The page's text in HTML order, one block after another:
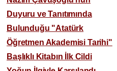
Duyuru ve Tanıtımında
Bulunduğu "Atatürk
Öğretmen Akademisi Tarihi"
Başlıklı Kitabın İlk Cildi